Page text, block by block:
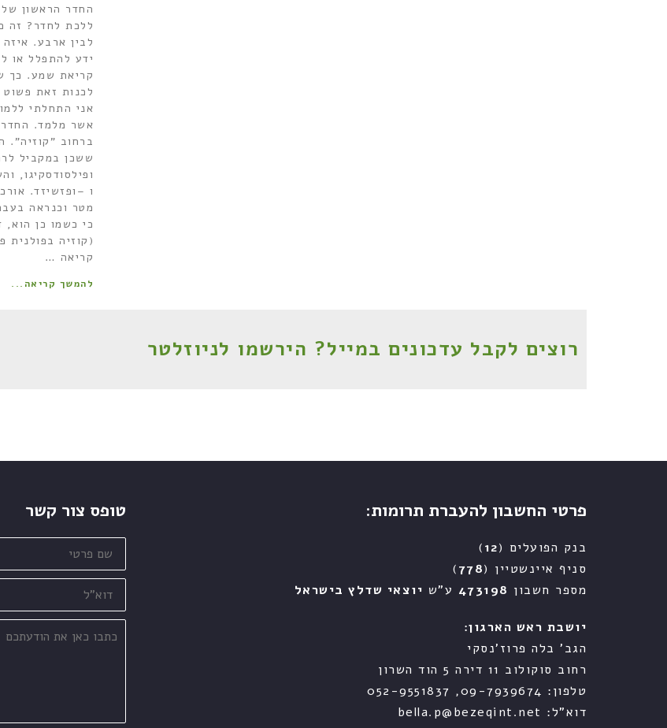
החדר הראשון
ללכת לחדר? זה
לבין ארבע.
ידע להתפלל או
קריאת שמע. כך
לכנות זאת פשוט
אני התחלתי
אשר מלמד.
ברחוב "קוזיה".
ששכן במקביל
ופילסודסקיגו,
מטר וכנראה
כי כשמו כן הוא,
(קוזיה בפולנית
קריאה …
להמשך קריאה...
רוצים לקבל עדכונים במייל? הירשמו לניוזלטר
פרטי החשבון להעברת תרומות:
בנק הפועלים (12
)
סניף איינשטיין (778
)
מספר חשבון 473198 ע"ש יוצאי שדלץ בישראל
יושבת ראש הארגון:
הגב' בלה פרוז'נסקי
רחוב סוקולוב 11 דירה 5 הוד השרון
טלפון: 09-7939674, 052-9551837
דוא"ל: bella.p@bezeqint.net
טופס צור קשר
שם
פרטי
דוא"ל
כתבו
כאן